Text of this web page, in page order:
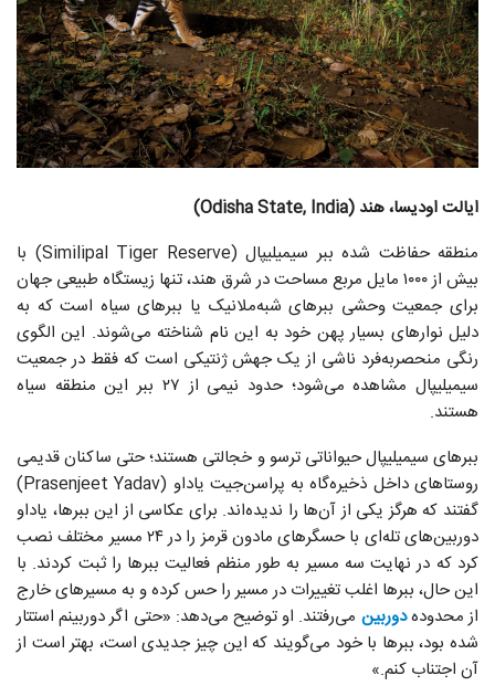
ایالت اودیسا، هند (Odisha State, India)
منطقه حفاظت شده ببر سیمیلیپال (Similipal Tiger Reserve) با
بیش از ۱۰۰۰ مایل مربع مساحت در شرق هند، تنها زیستگاه طبیعی جهان
برای جمعیت وحشی ببرهای شبه‌ملانیک یا ببرهای سیاه است که به
دلیل نوارهای بسیار پهن خود به این نام شناخته می‌شوند. این الگوی
رنگی منحصربه‌فرد ناشی از یک جهش ژنتیکی است که فقط در جمعیت
سیمیلیپال مشاهده می‌شود؛ حدود نیمی از ۲۷ ببر این منطقه سیاه
هستند.
ببرهای سیمیلیپال حیواناتی ترسو و خجالتی هستند؛ حتی ساکنان قدیمی
روستاهای داخل ذخیره‌گاه به پراسن‌جیت یاداو (Prasenjeet Yadav)
گفتند که هرگز یکی از آن‌ها را ندیده‌اند. برای عکاسی از این ببرها، یاداو
دوربین‌های تله‌ای با حسگرهای مادون قرمز را در ۲۴ مسیر مختلف نصب
کرد که در نهایت سه مسیر به طور منظم فعالیت ببرها را ثبت کردند. با
این حال، ببرها اغلب تغییرات در مسیر را حس کرده و به مسیرهای خارج
از محدودهدوربین می‌رفتند. او توضیح می‌دهد: «حتی اگر دوربینم استتار
شده بود، ببرها با خود می‌گویند که این چیز جدیدی است، بهتر است از
آن اجتناب کنم.»